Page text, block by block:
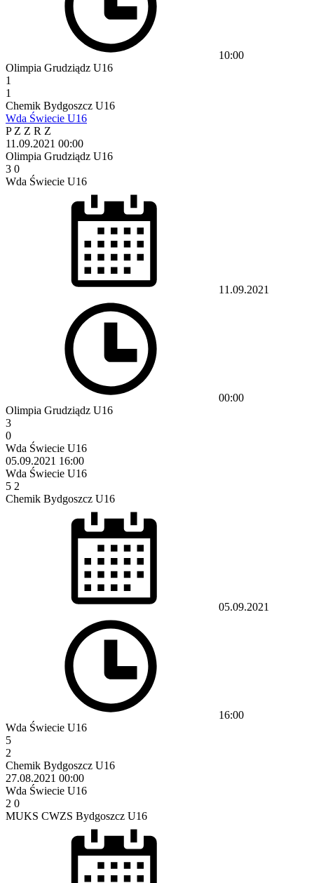
10:00
Olimpia Grudziądz U16
1
1
Chemik Bydgoszcz U16
Wda Świecie U16
PZ Z R Z
11.09.2021 00:00
Olimpia Grudziądz U16
3 0
Wda Świecie U16
11.09.2021
00:00
Olimpia Grudziądz U16
3
0
Wda Świecie U16
05.09.2021 16:00
Wda Świecie U16
5 2
Chemik Bydgoszcz U16
05.09.2021
16:00
Wda Świecie U16
5
2
Chemik Bydgoszcz U16
27.08.2021 00:00
Wda Świecie U16
2 0
MUKS CWZS Bydgoszcz U16